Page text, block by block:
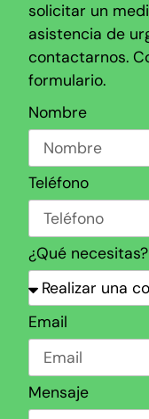
solicitar un
asistencia de
contactarnos.
formulario.
Nombre
Teléfono
¿Qué necesitas?
Email
Mensaje